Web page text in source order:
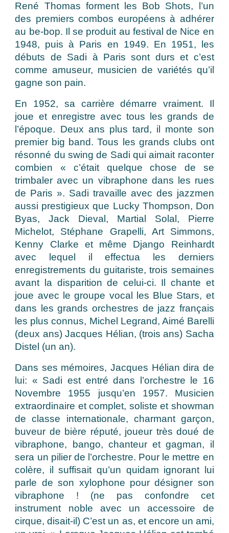
René Thomas forment les Bob Shots, l’un
des premiers combos européens à adhérer
au be-bop. Il se produit au festival de Nice en
1948, puis à Paris en 1949. En 1951, les
débuts de Sadi à Paris sont durs et c’est
comme amuseur, musicien de variétés qu’il
gagne son pain.
En 1952, sa carrière démarre vraiment. Il
joue et enregistre avec tous les grands de
l’époque. Deux ans plus tard, il monte son
premier big band. Tous les grands clubs ont
résonné du swing de Sadi qui aimait raconter
combien « c’était quelque chose de se
trimbaler avec un vibraphone dans les rues
de Paris ». Sadi travaille avec des jazzmen
aussi prestigieux que Lucky Thompson, Don
Byas, Jack Dieval, Martial Solal, Pierre
Michelot, Stéphane Grapelli, Art Simmons,
Kenny Clarke et même Django Reinhardt
avec lequel il effectua les derniers
enregistrements du guitariste, trois semaines
avant la disparition de celui-ci. Il chante et
joue avec le groupe vocal les Blue Stars, et
dans les grands orchestres de jazz français
les plus connus, Michel Legrand, Aimé Barelli
(deux ans) Jacques Hélian, (trois ans) Sacha
Distel (un an).
Dans ses mémoires, Jacques Hélian dira de
lui: « Sadi est entré dans l’orchestre le 16
Novembre 1955 jusqu’en 1957. Musicien
extraordinaire et complet, soliste et showman
de classe internationale, charmant garçon,
buveur de bière réputé, joueur très doué de
vibraphone, bango, chanteur et gagman, il
sera un pilier de l’orchestre. Pour le mettre en
colère, il suffisait qu’un quidam ignorant lui
parle de son xylophone pour désigner son
vibraphone ! (ne pas confondre cet
instrument noble avec un accessoire de
cirque, disait-il) C’est un as, et encore un ami,